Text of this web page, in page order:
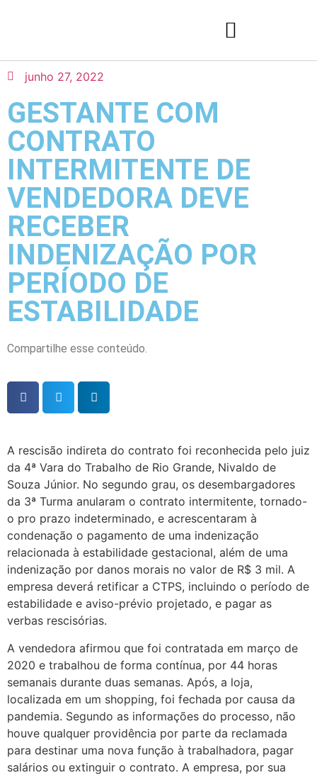
junho 27, 2022
GESTANTE COM
CONTRATO
INTERMITENTE DE
VENDEDORA DEVE
RECEBER
INDENIZAÇÃO POR
PERÍODO DE
ESTABILIDADE
Compartilhe esse conteúdo.
A rescisão indireta do contrato foi reconhecida pelo juiz
da 4ª Vara do Trabalho de Rio Grande, Nivaldo de
Souza Júnior. No segundo grau, os desembargadores
da 3ª Turma anularam o contrato intermitente, tornado-
o pro prazo indeterminado, e acrescentaram à
condenação o pagamento de uma indenização
relacionada à estabilidade gestacional, além de uma
indenização por danos morais no valor de R$ 3 mil. A
empresa deverá retificar a CTPS, incluindo o período de
estabilidade e aviso-prévio projetado, e pagar as
verbas rescisórias.
A vendedora afirmou que foi contratada em março de
2020 e trabalhou de forma contínua, por 44 horas
semanais durante duas semanas. Após, a loja,
localizada em um shopping, foi fechada por causa da
pandemia. Segundo as informações do processo, não
houve qualquer providência por parte da reclamada
para destinar uma nova função à trabalhadora, pagar
salários ou extinguir o contrato. A empresa, por sua